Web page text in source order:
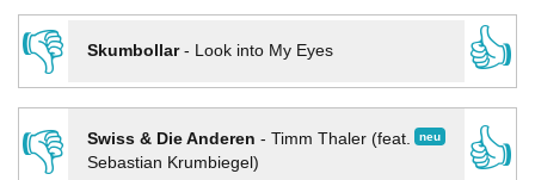
👎
Skumbollar- Look into My Eyes
👍
👎
neu
Swiss & Die Anderen - Timm Thaler (feat.
Sebastian Krumbiegel)
👍